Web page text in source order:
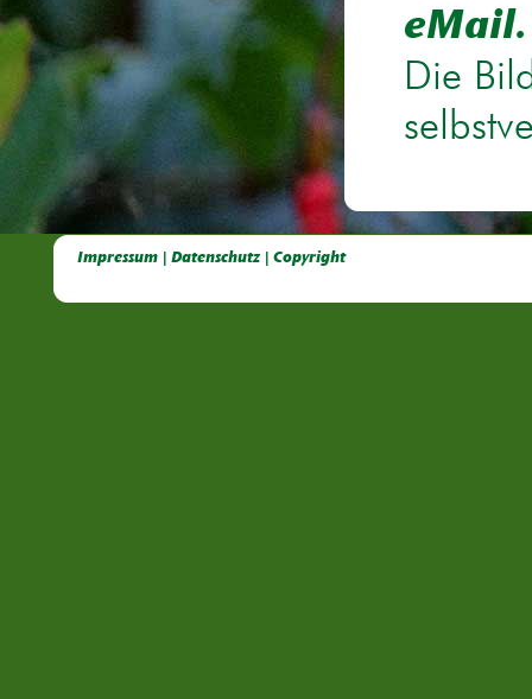
eMail.
Die
Impressum | Datenschutz | Copyright